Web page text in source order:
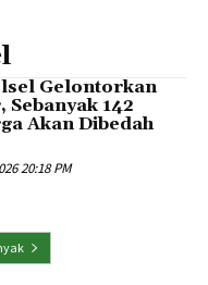
Gelontorkan
Sebanyak 142
Akan Dibedah
20:18 PM